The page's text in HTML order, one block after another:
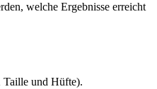
welche Ergebnisse erreicht
Taille und Hüfte).